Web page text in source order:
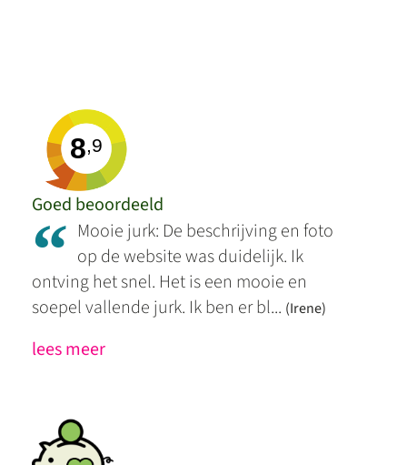
8,9
Goed beoordeeld
“ Mooie jurk: De beschrijving en foto
op de website was duidelijk. Ik
ontving het snel. Het is een mooie en
soepel vallende jurk. Ik ben er bl... (Irene)
lees meer